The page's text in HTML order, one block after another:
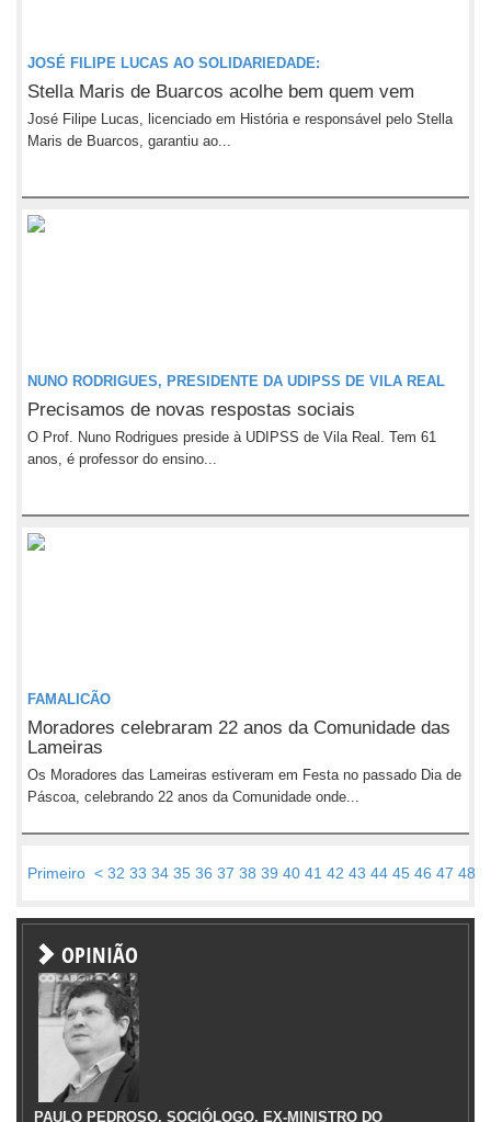
JOSÉ FILIPE LUCAS AO SOLIDARIEDADE:
Stella Maris de Buarcos acolhe bem quem vem
José Filipe Lucas, licenciado em História e responsável pelo Stella
Maris de Buarcos, garantiu ao...
NUNO RODRIGUES, PRESIDENTE DA UDIPSS DE VILA REAL
Precisamos de novas respostas sociais
O Prof. Nuno Rodrigues preside à UDIPSS de Vila Real. Tem 61
anos, é professor do ensino...
FAMALICÃO
Moradores celebraram 22 anos da Comunidade das
Lameiras
Os Moradores das Lameiras estiveram em Festa no passado Dia de
Páscoa, celebrando 22 anos da Comunidade onde...
Primeiro < 32 33 34 35 36 37 38 39 40 41 42 43 44 45 46 47 48
OPINIÃO
PAULO PEDROSO, SOCIÓLOGO, EX-MINISTRO DO